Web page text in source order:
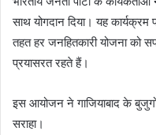
साथ योगदान दिया। यह कार्यक्रम
तहत हर जनहितकारी योजना को
प्रयासरत रहते हैं।
इस आयोजन ने गाजियाबाद के
सराहा।